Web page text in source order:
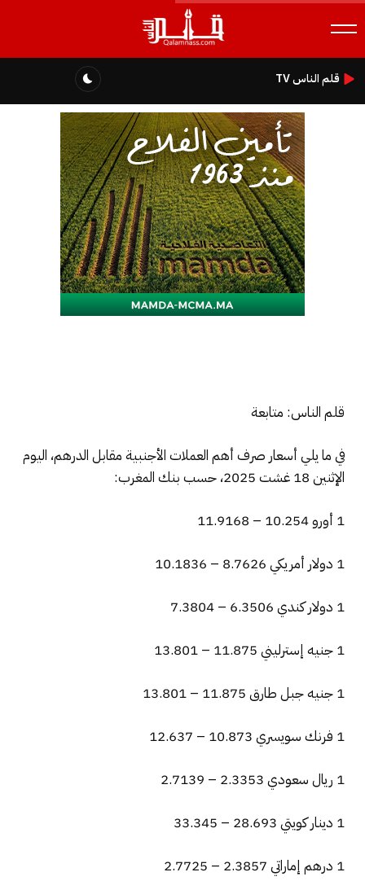
قلم الناس TV
قلم الناس: متابعة
في ما يلي أسعار صرف أهم العملات الأجنبية مقابل الدرهم، اليوم
الإثنين 18 غشت 2025، حسب بنك المغرب:
1 أورو 10.254 – 11.9168
1 دولار أمريكي 8.7626 – 10.1836
1 دولار كندي 6.3506 – 7.3804
1 جنيه إسترليني 11.875 – 13.801
1 جنيه جبل طارق 11.875 – 13.801
1 فرنك سويسري 10.873 – 12.637
1 ريال سعودي 2.3353 – 2.7139
1 دينار كويتي 28.693 – 33.345
1 درهم إماراتي 2.3857 – 2.7725